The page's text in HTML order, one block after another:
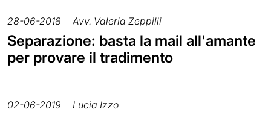
28-06-2018 Avv. Valeria Zeppilli
Separazione: basta la mail all'amante
per provare il tradimento
02-06-2019 Lucia Izzo